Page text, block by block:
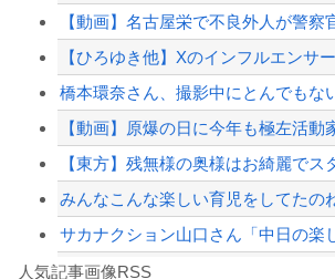
【東方】残無様の奥様はお綺麗でス
みんなこんな楽しい育児をしてたの
人気記事画像RSS